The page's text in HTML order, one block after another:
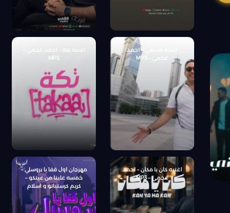
اعنيه هسعي – احمد
اغنيه تكه – احمد عجمي –
MP3
اغنيه كان يا مكان – احمد
عجمي – MP3
مهرجان اول قفا يا بروسلي –
خمسه علينا من عينكو –
كريم كرستيانو و اسلام
كابونجا – توزيع يوسف اوشا